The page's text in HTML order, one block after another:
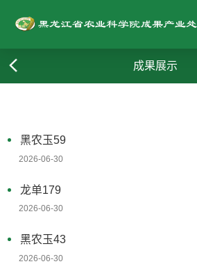
成果展示
黑农玉59
2026-06-30
龙单179
2026-06-30
黑农玉43
2026-06-30